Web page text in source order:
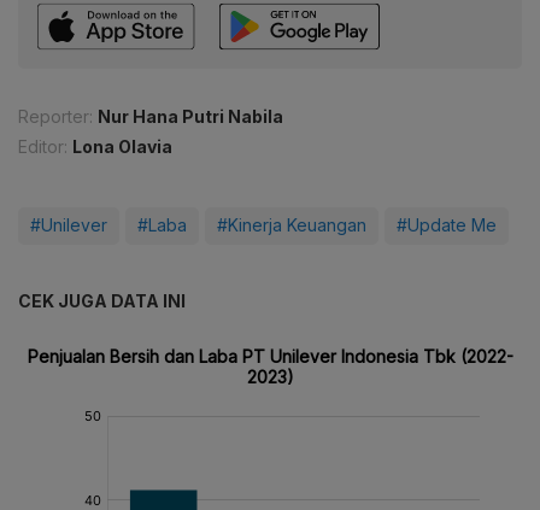
Reporter: Nur Hana Putri Nabila
Editor: Lona Olavia
#Unilever #Laba #Kinerja Keuangan #Update Me
CEK JUGA DATA INI